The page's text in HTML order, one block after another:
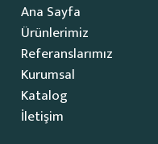
Ana Sayfa
Ürünlerimiz
Referanslarımız
Kurumsal
Katalog
İletişim